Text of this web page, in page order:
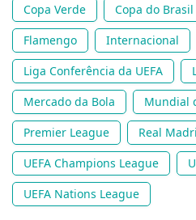
Copa Verde
Copa do Brasil
Flamengo
Internacional
Liga Conferência da UEFA
Mercado da Bola
Mundial
Premier League
Real
UEFA Champions League
UEFA Nations League